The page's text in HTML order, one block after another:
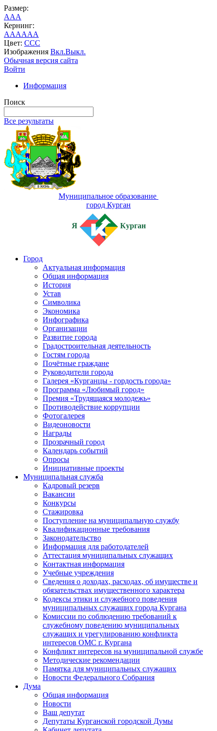
Размер:
AAA
Кернинг:
AAAAAA
Цвет: CCC
Изображения Вкл.Выкл.
Обычная версия сайта
Войти
Информация
Поиск
Все результаты
Муниципальное образование
город Курган
Я Курган
Город
Актуальная информация
Общая информация
История
Устав
Символика
Экономика
Инфографика
Организации
Развитие города
Градостроительная деятельность
Гостям города
Почётные граждане
Руководители города
Галерея «Курганцы - гордость города»
Программа «Любимый город»
Премия «Трудящаяся молодежь»
Противодействие коррупции
Фотогалерея
Видеоновости
Награды
Прозрачный город
Календарь событий
Опросы
Инициативные проекты
Муниципальная служба
Кадровый резерв
Вакансии
Конкурсы
Стажировка
Поступление на муниципальную службу
Квалификационные требования
Законодательство
Информация для работодателей
Аттестация муниципальных служащих
Контактная информация
Учебные учреждения
Сведения о доходах, расходах, об имуществе и
обязательствах имущественного характера
Кодексы этики и служебного поведения
муниципальных служащих города Кургана
Комиссии по соблюдению требований к
служебному поведению муниципальных
служащих и урегулированию конфликта
интересов ОМС г. Кургана
Конфликт интересов на муниципальной службе
Методические рекомендации
Памятка для муниципальных служащих
Новости Федерального Cобрания
Дума
Общая информация
Новости
Ваш депутат
Депутаты Курганской городской Думы